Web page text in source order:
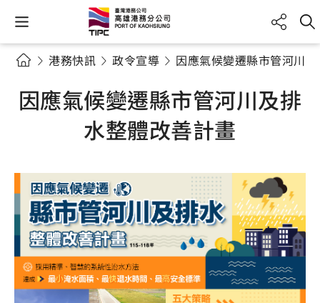
港務快訊 政令宣導 因應氣候變遷縣市管河川
因應氣候變遷縣市管河川及排
水整體改善計畫